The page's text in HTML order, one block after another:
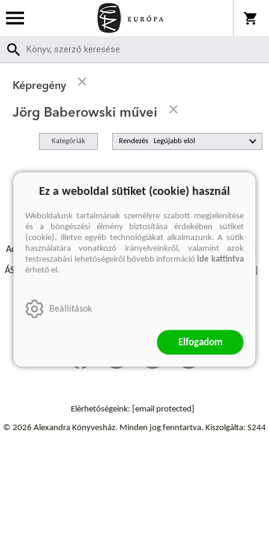
Képregény
Jörg Baberowski művei
Kategóriák Rendezés
A keresett kifejezésre nincs találat
Adatvédelmi szabályzatok Elállási felmondási nyilatkozat
ÁSZF - Vásárlási feltételek
Szállítási információk
Elérhetőségeink: [email protected]
© 2026 Alexandra Könyvesház. Minden jog fenntartva. Kiszolgálta: S244
Ez a weboldal sütiket (cookie) használ
Weboldalunk tartalmának személyre szabott megjelenítése
és a böngészési élmény biztosítása érdekében sütiket
(cookie), illetve egyéb technológiákat alkalmazunk. A sütik
használatára vonatkozó irányelveinkről, valamint azok
testreszabási lehetőségeiről bővebb információide kattintva
érhető el.
Beállítások
Elfogadom